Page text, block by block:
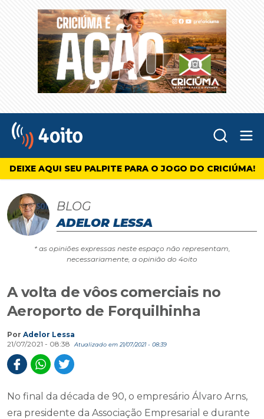
4oito
DEIXE AQUI SEU PALPITE PARA O JOGO DO CRICIÚMA!
BLOG
ADELOR LESSA
* as opiniões expressas neste espaço não representam,
necessariamente, a opinião do 4oito
A volta de vôos comerciais no
Aeroporto de Forquilhinha
Por Adelor Lessa
21/07/2021 - 08:38
Atualizado em 21/07/2021 - 08:39
No final da década de 90, o empresário Álvaro Arns,
era presidente da Associação Empresarial e durante